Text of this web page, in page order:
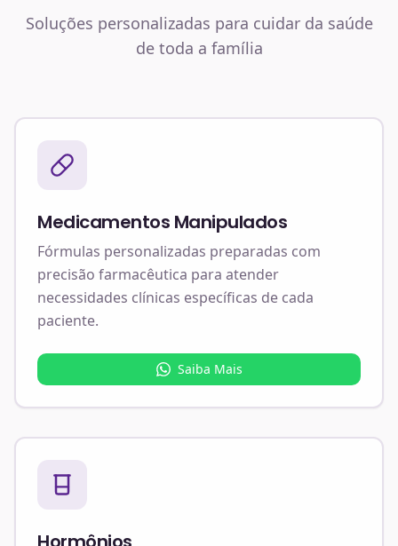
Soluções personalizadas para cuidar da saúde
de toda a família
Medicamentos Manipulados
Fórmulas personalizadas preparadas com
precisão farmacêutica para atender
necessidades clínicas específicas de cada
paciente.
Saiba Mais